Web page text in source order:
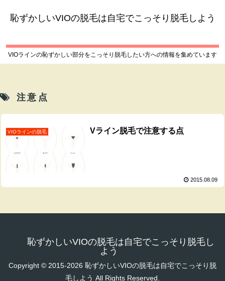
恥ずかしいVIOの脱毛は自宅でこっそり脱毛しよう
VIOラインの恥ずかしい部分をこっそり脱毛したい方への情報を集めています
注意点
VIOラインの脱毛 Vライン脱毛で注意する点
2015.08.09
恥ずかしいVIOの脱毛は自宅でこっそり脱毛し
よう
Copyright © 2015-2026 恥ずかしいVIOの脱毛は自宅でこっそり脱
毛しよう All Rights Reserved.